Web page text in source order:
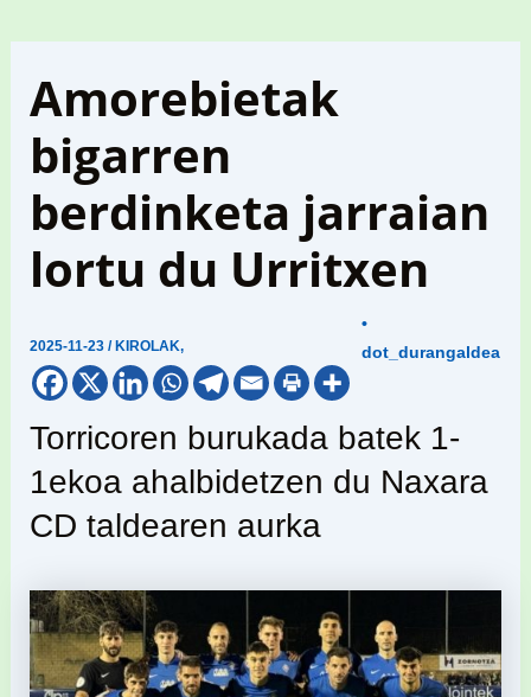
Amorebietak
bigarren
berdinketa jarraian
lortu du Urritxen
2025-11-23/ KIROLAK,
•
dot_durangaldea
Torricoren burukada batek 1-
1ekoa ahalbidetzen du Naxara
CD taldearen aurka